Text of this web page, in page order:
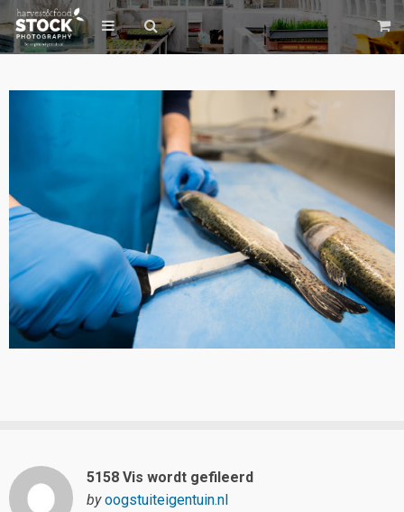
5158 Vis wordt gefileerd
by oogstuiteigentuin.nl